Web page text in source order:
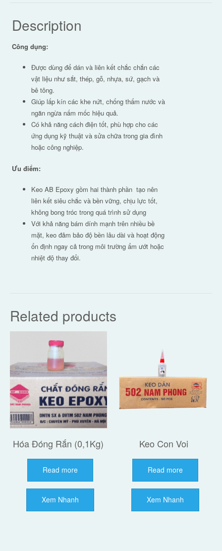
Description
Công dụng:
Được dùng để dán và liên kết chắc chắn các
vật liệu như sắt, thép, gỗ, nhựa, sứ, gạch và
bê tông.
Giúp lấp kín các khe nứt, chống thấm nước và
ngăn ngừa nấm mốc hiệu quả.
Có khả năng cách điện tốt, phù hợp cho các
ứng dụng kỹ thuật và sửa chữa trong gia đình
hoặc công nghiệp.
Ưu điểm:
Keo AB Epoxy gồm hai thành phần tạo nên
liên kết siêu chắc và bền vững, chịu lực tốt,
không bong tróc trong quá trình sử dụng
Với khả năng bám dính mạnh trên nhiều bề
mặt, keo đảm bảo độ bền lâu dài và hoạt động
ổn định ngay cả trong môi trường ẩm ướt hoặc
nhiệt độ thay đổi.
Related products
Hóa Đóng Rắn (0,1Kg)
Read more
Xem Nhanh
Keo Con Voi
Read more
Xem Nhanh